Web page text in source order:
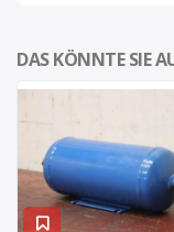
DAS KÖNNTE SIE